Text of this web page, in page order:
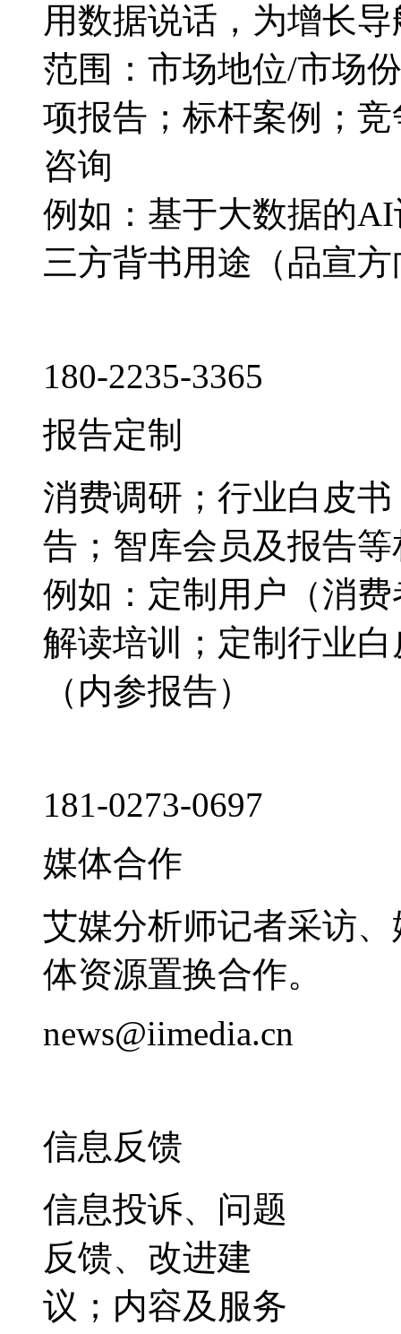
用数据说话，为增长导
范围：市场地位/市场
项报告；标杆案例；
咨询
例如：基于大数据的
三方背书用途（品宣
180-2235-3365
报告定制
消费调研；行业白皮
告；智库会员及报告
例如：定制用户（消
解读培训；定制行业
（内参报告）
181-0273-0697
媒体合作
艾媒分析师记者采访
体资源置换合作。
news@iimedia.cn
信息反馈
信息投诉、问题
反馈、改进建
议；内容及服务